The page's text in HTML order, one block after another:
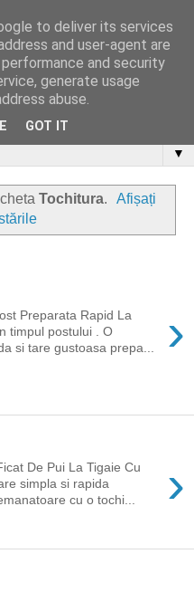
▼
Tochitura.
Afișați
›
Preparata Rapid La
timpul postului . O
si tare gustoasa prepa...
›
De Pui La Tigaie Cu
simpla si rapida
cu o tochi...
to deliver its services
and user-agent are
and security
generate usage
abuse.
GOT IT